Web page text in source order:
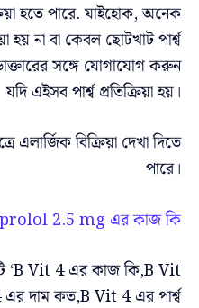
হতে পারে. যাইহোক, অনেক
হয় না বা কেবল ছোটখাট পার্শ্ব
সঙ্গে যোগাযোগ করুন
যদি এইসব পার্শ্ব প্রতিক্রিয়া হয়।
এলার্জিক বিক্রিয়া দেখা দিতে
পারে।
2.5 mg এর কাজ কি?
‘B Vit 4 এর কাজ কি,B Vit
দাম কত,B Vit 4 এর পার্শ্ব